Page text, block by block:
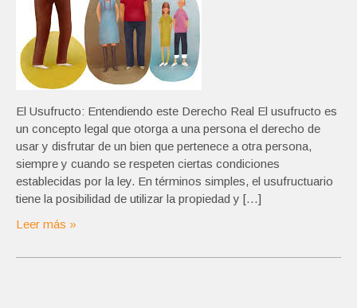
El Usufructo: Entendiendo este Derecho Real El usufructo es
un concepto legal que otorga a una persona el derecho de
usar y disfrutar de un bien que pertenece a otra persona,
siempre y cuando se respeten ciertas condiciones
establecidas por la ley. En términos simples, el usufructuario
tiene la posibilidad de utilizar la propiedad y […]
Leer más »